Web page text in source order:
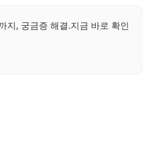
지, 궁금증 해결.지금 바로 확인